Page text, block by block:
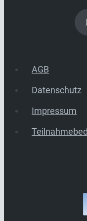
AGB
Datenschutz
Impressum